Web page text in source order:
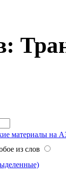
материалы на
из слов